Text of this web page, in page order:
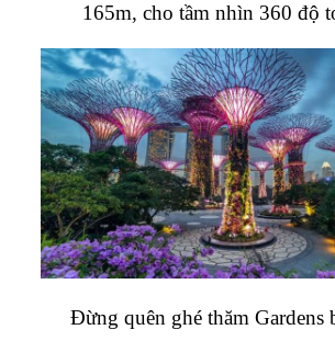
165m, cho tầm nhìn 360 độ
Đừng quên ghé thăm Gardens